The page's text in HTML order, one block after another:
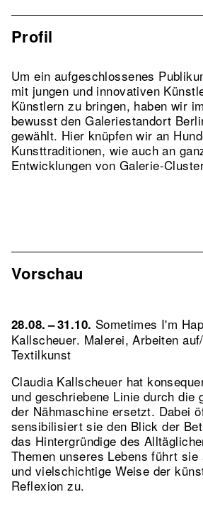
Profil
Um ein aufgeschlossenes
mit jungen und innovativen
Künstlern zu bringen, haben wir
bewusst den Galeriestandort
gewählt. Hier knüpfen wir an
Kunsttraditionen, wie auch an
Entwicklungen von Galerie-
Vorschau
28.08. – 31.10. Sometimes I'm
Kallscheuer. Malerei, Arbeiten
Textilkunst
Claudia Kallscheuer hat
und geschriebene Linie durch die
der Nähmaschine ersetzt. Dabei
sensibilisiert sie den Blick der
das Hintergründige des
Themen unseres Lebens führt
und vielschichtige Weise der
Reflexion zu.